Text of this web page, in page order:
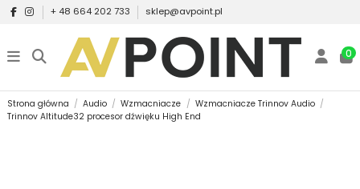
+ 48 664 202 733 sklep@avpoint.pl
0
Strona główna Audio Wzmacniacze
Wzmacniacze Trinnov Audio
Trinnov Altitude32 procesor dźwięku High End